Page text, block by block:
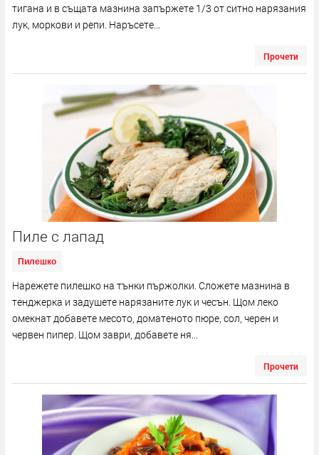
тигана и в същата мазнина запържете 1/3 от ситно нарязания
лук, моркови и репи. Наръсете...
Прочети
Пиле с лапад
Пилешко
Нарежете пилешко на тънки пържолки. Сложете мазнина в
тенджерка и задушете нарязаните лук и чесън. Щом леко
омекнат добавете месото, доматеното пюре, сол, черен и
червен пипер. Щом заври, добавете ня...
Прочети